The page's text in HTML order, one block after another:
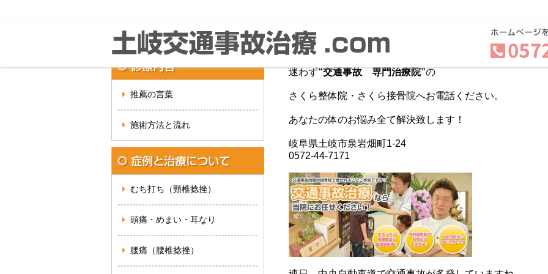
推薦の言葉
施術方法と流れ
むち打ち（頸椎捻挫）
頭痛・めまい・耳なり
腰痛（腰椎捻挫）
もし、交通事故にあってしまったら！！
迷わず“交通事故 専門治療院”の
さくら整体院・さくら接骨院へお電話ください。
あなたの体のお悩み全て解決致します！
岐阜県土岐市泉岩畑町1-24
0572-44-7171